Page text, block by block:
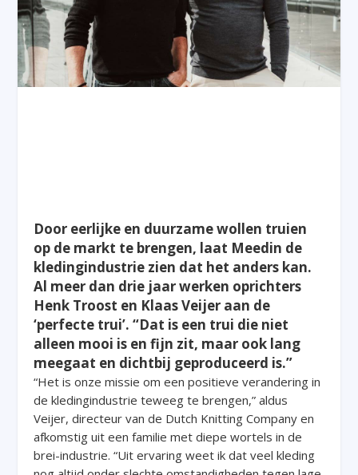
Door eerlijke en duurzamewollen truien
op de markt te brengen, laat Meedin de
kledingindustrie zien dat het anders kan.
Al meer dan drie jaar werken oprichters
Henk Troost en Klaas Veijer aan de
‘perfecte trui’. “Dat is een trui die niet
alleen mooi is en fijn zit, maar ook lang
meegaat en dichtbij geproduceerd is.”
“Het is onze missie omeen positieve verandering in
de kledingindustrie teweeg te brengen,” aldus
Veijer, directeur van de Dutch Knitting Company en
afkomstig uit een familie met diepe wortels in de
brei-industrie. “Uit ervaring weet ik dat veel kleding